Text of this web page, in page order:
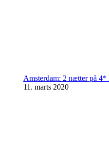
Amsterdam: 2 nætter på
11. marts 2020